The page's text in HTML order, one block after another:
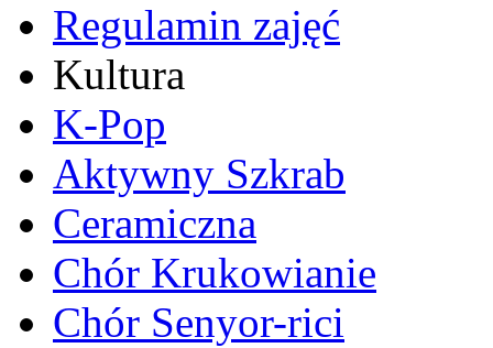
Regulamin zajęć
Kultura
K-Pop
Aktywny Szkrab
Ceramiczna
Chór Krukowianie
Chór Senyor-rici